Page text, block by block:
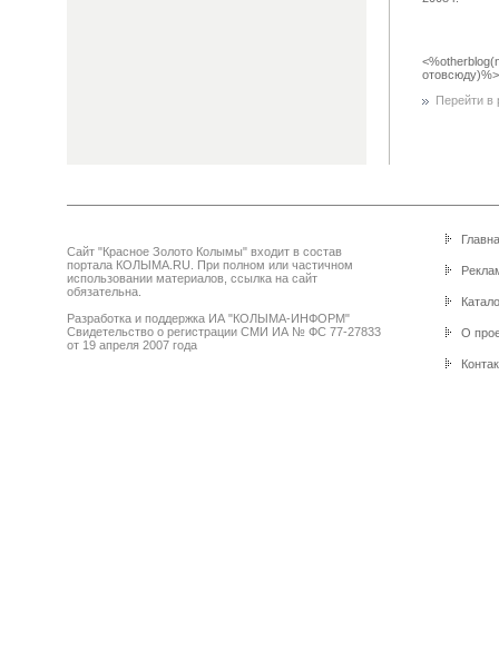
отовсюду)%>
Перейти в
Сайт "Красное Золото Колымы" входит в состав
портала КОЛЫМА.RU. При полном или частичном
использовании материалов, ссылка на сайт
обязательна.
Разработка и поддержка ИА "КОЛЫМА-ИНФОРМ"
Свидетельство о регистрации СМИ ИА № ФС 77-27833
от 19 апреля 2007 года
О